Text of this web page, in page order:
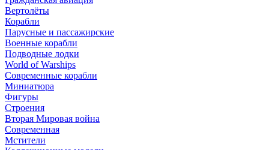
Вертолёты
Корабли
Парусные и пассажирские
Военные корабли
Подводные лодки
World of Warships
Современные корабли
Миниатюра
Фигуры
Строения
Вторая Мировая война
Современная
Мстители